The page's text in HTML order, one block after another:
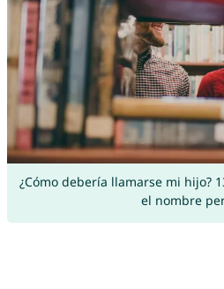
¿Cómo debería llamarse mi hijo?
el nombre